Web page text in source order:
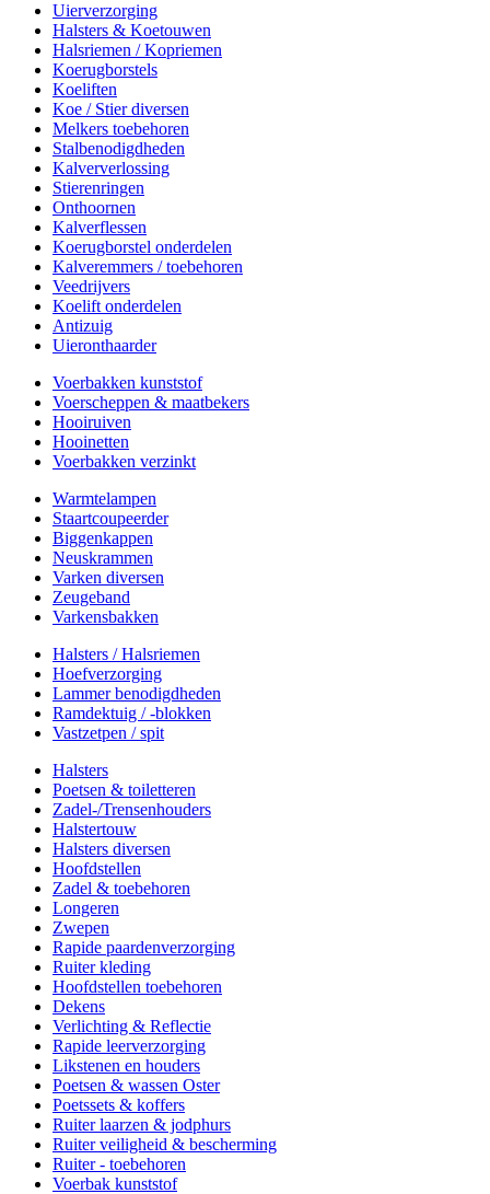
Uierverzorging
Halsters & Koetouwen
Halsriemen / Kopriemen
Koerugborstels
Koeliften
Koe / Stier diversen
Melkers toebehoren
Stalbenodigdheden
Kalververlossing
Stierenringen
Onthoornen
Kalverflessen
Koerugborstel onderdelen
Kalveremmers / toebehoren
Veedrijvers
Koelift onderdelen
Antizuig
Uieronthaarder
Voerbakken kunststof
Voerscheppen & maatbekers
Hooiruiven
Hooinetten
Voerbakken verzinkt
Warmtelampen
Staartcoupeerder
Biggenkappen
Neuskrammen
Varken diversen
Zeugeband
Varkensbakken
Halsters / Halsriemen
Hoefverzorging
Lammer benodigdheden
Ramdektuig / -blokken
Vastzetpen / spit
Halsters
Poetsen & toiletteren
Zadel-/Trensenhouders
Halstertouw
Halsters diversen
Hoofdstellen
Zadel & toebehoren
Longeren
Zwepen
Rapide paardenverzorging
Ruiter kleding
Hoofdstellen toebehoren
Dekens
Verlichting & Reflectie
Rapide leerverzorging
Likstenen en houders
Poetsen & wassen Oster
Poetssets & koffers
Ruiter laarzen & jodphurs
Ruiter veiligheid & bescherming
Ruiter - toebehoren
Voerbak kunststof